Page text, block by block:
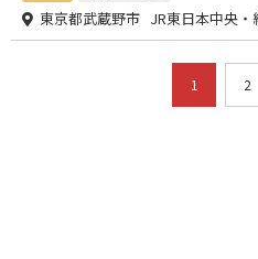
東京都武蔵野市 JR東日本中央・
1 2